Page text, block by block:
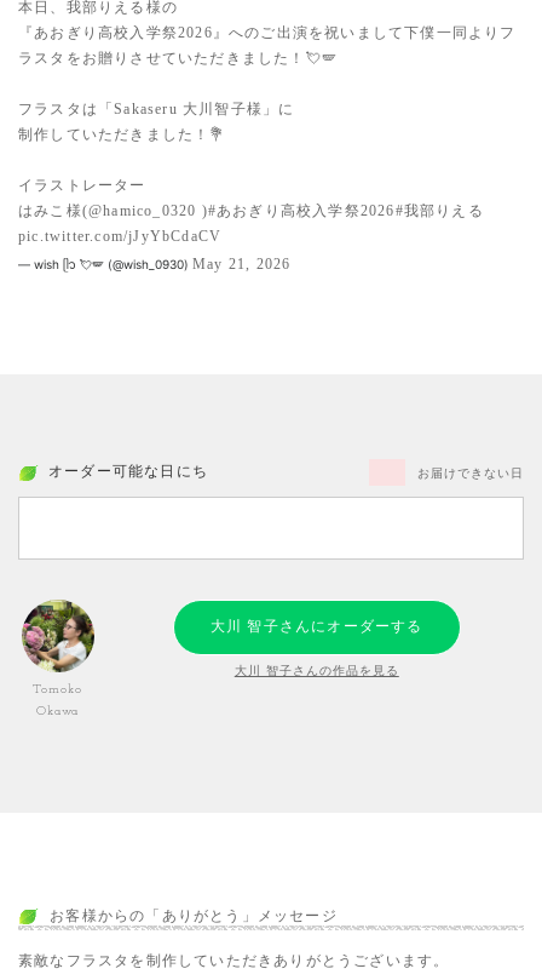
本日、我部りえる様の
『あおぎり高校入学祭2026』へのご出演を祝いまして下僕一同よりフ
ラスタをお贈りさせていただきました！💘🪽
フラスタは「Sakaseru 大川智子様」に
制作していただきました！💐
イラストレーター
はみこ様(@hamico_0320 )#あおぎり高校入学祭2026#我部りえる
pic.twitter.com/jJyYbCdaCV
— wish ᥫ᭡ 💘🪽 (@wish_0930) May 21, 2026
オーダー可能な日にち お届けできない日
Tomoko
Okawa
大川 智子さんにオーダーする
大川 智子さんの作品を見る
お客様からの「ありがとう」メッセージ
素敵なフラスタを制作していただきありがとうございます。